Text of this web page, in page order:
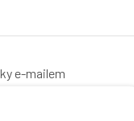
e-mailem